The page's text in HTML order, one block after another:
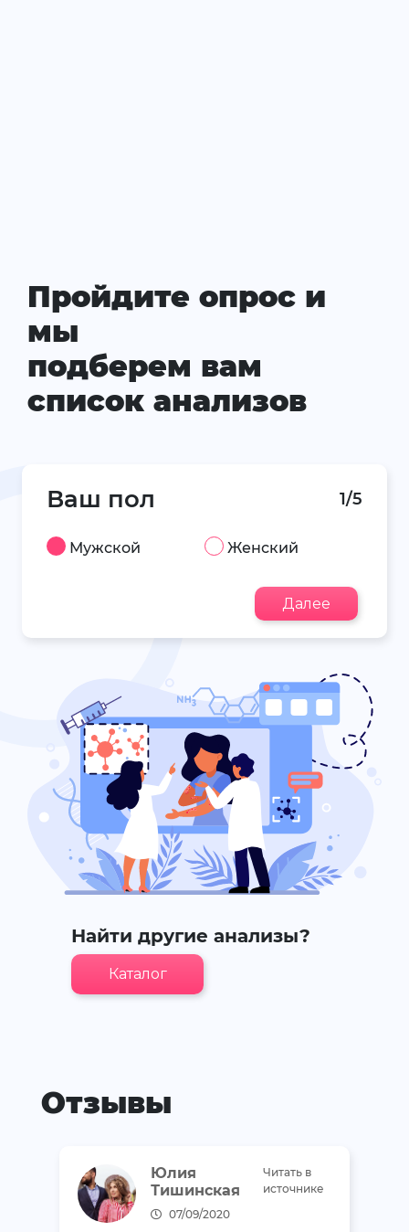
Пройдите опрос и
мы
подберем вам
список анализов
Ваш пол 1/5
Мужской Женский
Далее
Найти другие анализы?
Каталог
Отзывы
Юлия
Тишинская
07/09/2020
Читать в
источнике